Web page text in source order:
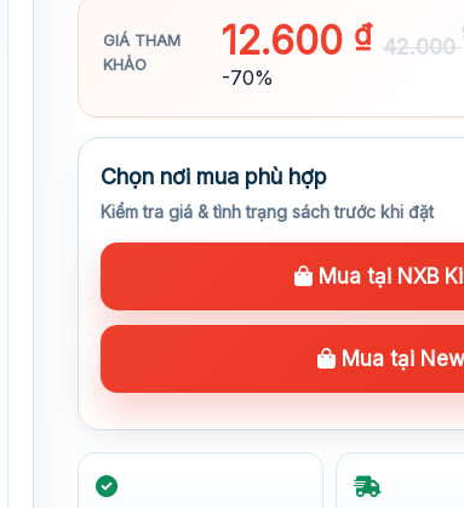
GIÁ THAM
KHẢO
12.600 ₫ 42.000
-70%
Chọn nơi mua phù hợp
Kiểm tra giá & tình trạng sách trước khi đặt
Mua tại NXB
Mua tại